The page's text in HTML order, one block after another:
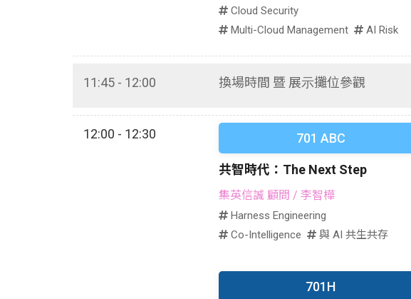
Cloud Security
Multi-Cloud Management
AI Risk
11:45 - 12:00 換場時間 暨 展⽰攤位參觀
12:00 - 12:30 701 ABC
共智時代：The Next Step
集英信誠 顧問 / 李智樺
Harness Engineering
Co-Intelligence
與 AI 共生共存
701H